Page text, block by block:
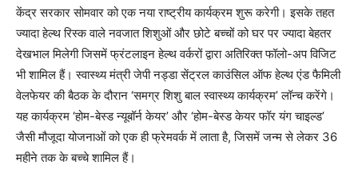
केंद्र सरकार सोमवार को एक नया राष्ट्रीय कार्यक्रम शुरू करेगी। इसके तहत
ज्यादा हेल्थ रिस्क वाले नवजात शिशुओं और छोटे बच्चों को घर पर ज्यादा बेहतर
देखभाल मिलेगी जिसमें फ्रंटलाइन हेल्थ वर्करों द्वारा अतिरिक्त फॉलो-अप विजिट
भी शामिल हैं। स्वास्थ्य मंत्री जेपी नड्डा सेंट्रल काउंसिल ऑफ हेल्थ एंड फैमिली
वेलफेयर की बैठक के दौरान ‘समग्र शिशु बाल स्वास्थ्य कार्यक्रम’ लॉन्च करेंगे।
यह कार्यक्रम ‘होम-बेस्ड न्यूबॉर्न केयर’ और ‘होम-बेस्ड केयर फॉर यंग चाइल्ड’
जैसी मौजूदा योजनाओं को एक ही फ्रेमवर्क में लाता है, जिसमें जन्म से लेकर 36
महीने तक के बच्चे शामिल हैं।